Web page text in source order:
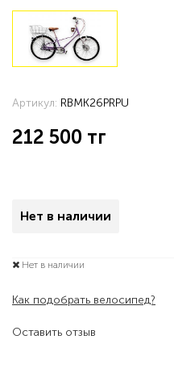
Оставить отзыв
Артикул: RBMK26PRPU
212 500 тг
Нет в наличии
Нет в наличии
Как подобрать велосипед?